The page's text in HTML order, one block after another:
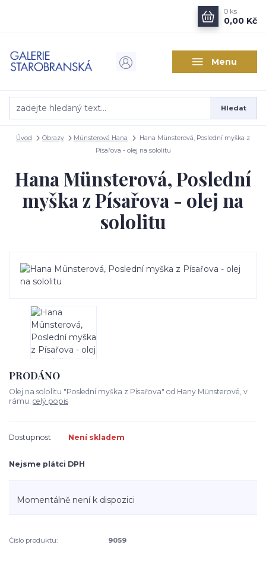
Menu
Hledat
0 ks
0,00 Kč
Úvod Obrazy Münsterová Hana
Hana Münsterová, Poslední myška z
Písařova - olej na sololitu
Hana Münsterová, Poslední
myška z Písařova - olej na
sololitu
PRODÁNO
Olej na sololitu "Poslední myška z Písařova" od Hany Münsterové, v
rámu. celý popis
Dostupnost Není skladem
Nejsme plátci DPH
Momentálně není k dispozici
Číslo produktu: 9059